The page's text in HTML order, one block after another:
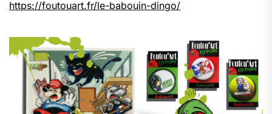
https://foutouart.fr/le-babouin-dingo/